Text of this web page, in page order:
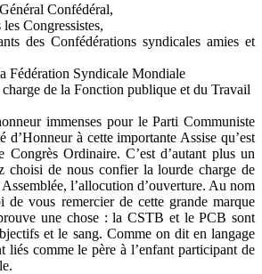
Confédéral,
Congressistes,
des Confédérations syndicales amies et
Fédération Syndicale Mondiale
de la Fonction publique et du Travail
immenses pour le Parti Communiste
d’Honneur à cette importante Assise qu’est
Congrès Ordinaire. C’est d’autant plus un
choisi de nous confier la lourde charge de
l’allocution d’ouverture. Au nom
de vous remercier de cette grande marque
une chose : la CSTB et le PCB sont
et le sang. Comme on dit en langage
liés comme le père à l’enfant participant de